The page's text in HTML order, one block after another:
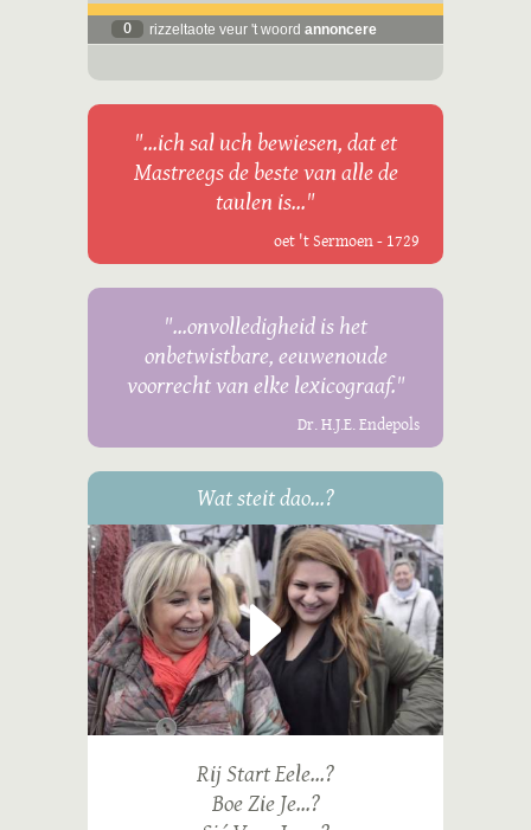
0 rizzeltaote veur 't woord annoncere
"...ich sal uch bewiesen, dat et
Mastreegs de beste van alle de
taulen is..."
oet 't Sermoen - 1729
"...onvolledigheid is het
onbetwistbare, eeuwenoude
voorrecht van elke lexicograaf."
Dr. H.J.E. Endepols
Wat steit dao...?
Rij Start Eele...?
Boe Zie Je...?